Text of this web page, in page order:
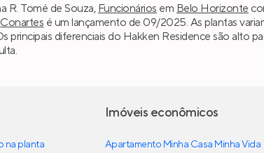
R. Tomé de Souza, Funcionários em Belo Horizonte
Conartes é um lançamento de 09/2025. As plantas
principais diferenciais do Hakken Residence são alto
na planta
Imóveis econômicos
Apartamento Minha Casa Minha Vida